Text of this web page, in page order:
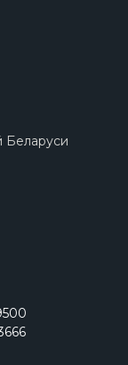
Беларуси